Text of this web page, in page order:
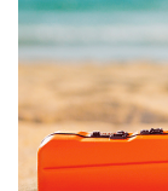
negrini:
Profis und